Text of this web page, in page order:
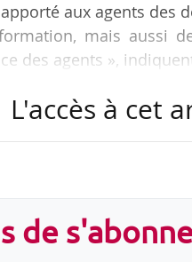
aux agents des
mais aussi
des agents »,
sont :
points forts des
freins,
L'accès à cet
de